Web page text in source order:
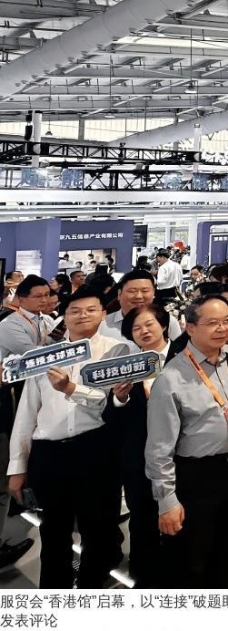
服贸会“香港馆”启幕，以“连接”破
发表评论